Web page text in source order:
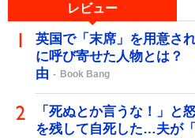
レビュー
英国で「末席」を用意さ
に呼び寄せた人物とは？
由
Book Bang
「死ぬとか言うな！」と
を残して自死した…夫が